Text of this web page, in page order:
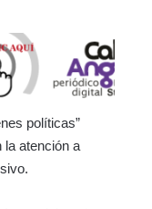
políticas”
la atención a